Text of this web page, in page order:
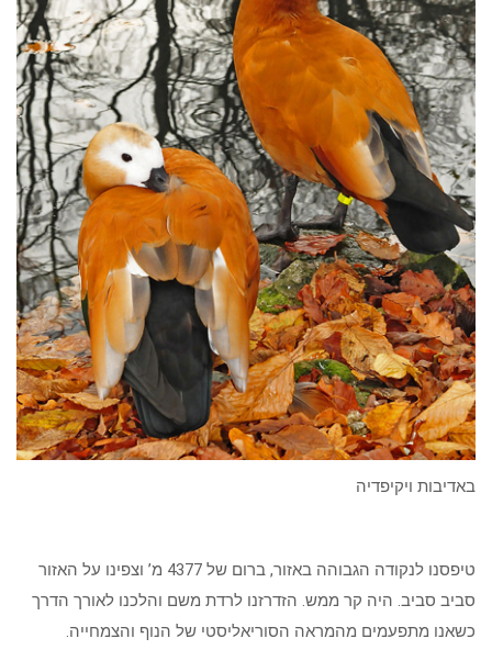
באדיבות ויקיפדיה
טיפסנו לנקודה הגבוהה באזור, ברום של 4377 מ’ וצפינו על האזור
סביב סביב. היה קר ממש. הזדרזנו לרדת משם והלכנו לאורך הדרך
כשאנו מתפעמים מהמראה הסוריאליסטי של הנוף והצמחייה.